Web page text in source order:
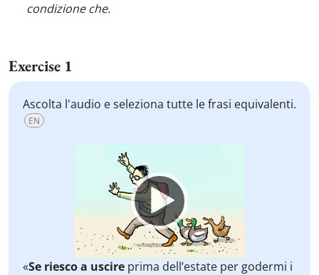
condizione che.
Exercise 1
Ascolta l'audio e seleziona tutte le frasi equivalenti.
EN
«Se riesco a uscire prima dell’estate per godermi i